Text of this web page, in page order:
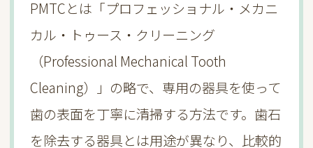
PMTCとは「プロフェッショナル・メカニ
カル・トゥース・クリーニング
（Professional Mechanical Tooth
Cleaning）」の略で、専用の器具を使って
歯の表面を丁寧に清掃する方法です。歯石
を除去する器具とは用途が異なり、比較的